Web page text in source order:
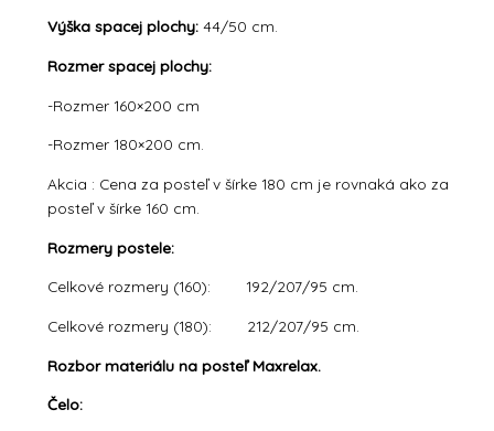
Výška spacej plochy:44/50 cm.
Rozmer spacej plochy:
-Rozmer 160×200 cm
-Rozmer 180×200 cm.
Akcia : Cena za posteľ v šírke 180 cm je rovnaká ako za
posteľ v šírke 160 cm.
Rozmery postele:
Celkové rozmery (160): 192/207/95 cm.
Celkové rozmery (180): 212/207/95 cm.
Rozbor materiálu na posteľ Maxrelax.
Čelo: